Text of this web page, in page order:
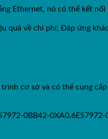
Ethernet, nó có thể kết
quả về chi phí; Đáp ứng
cơ sở và có thể cung
0BB42-0XA0,6ES7972-